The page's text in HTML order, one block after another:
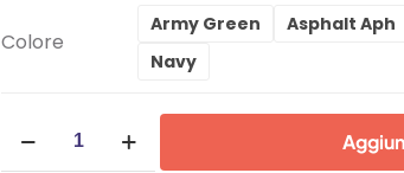
Colore
Army Green Asphalt Aph
Navy
Carhartt